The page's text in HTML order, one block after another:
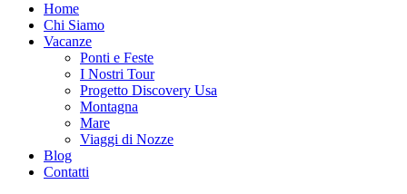
Home
Chi Siamo
Vacanze
Ponti e Feste
I Nostri Tour
Progetto Discovery Usa
Montagna
Mare
Viaggi di Nozze
Blog
Contatti